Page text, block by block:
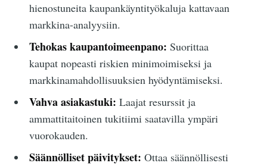
hienostuneita kaupankäyntityökaluja kattavaan
markkina-analyysiin.
Tehokas kaupantoimeenpano: Suorittaa
kaupat nopeasti riskien minimoimiseksi ja
markkinamahdollisuuksien hyödyntämiseksi.
Vahva asiakastuki: Laajat resurssit ja
ammattitaitoinen tukitiimi saatavilla ympäri
vuorokauden.
Säännölliset päivitykset: Ottaa säännöllisesti